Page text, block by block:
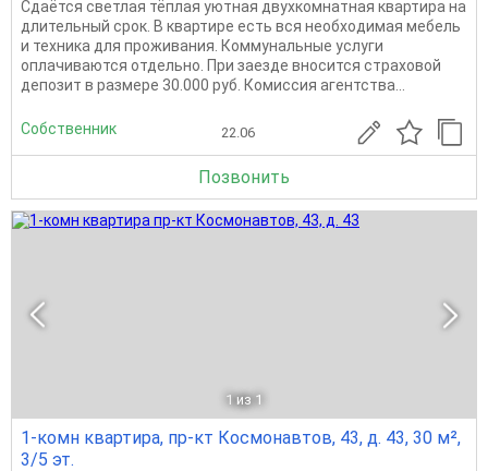
Сдаётся светлая тёплая уютная двухкомнатная квартира на
длительный срок. В квартире есть вся необходимая мебель
и техника для проживания. Коммунальные услуги
оплачиваются отдельно. При заезде вносится страховой
депозит в размере 30.000 руб. Комиссия агентства...
Собственник 22.06
Позвонить
1 из 1
1-комн квартира, пр-кт Космонавтов, 43, д. 43, 30 м²,
3/5 эт.